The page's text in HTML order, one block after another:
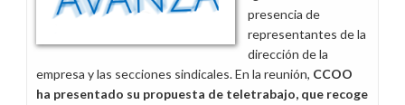
presencia de
representantes de la
dirección de la
empresa y las secciones sindicales. En la reunión, CCOO
ha presentado su propuesta de teletrabajo, que recoge